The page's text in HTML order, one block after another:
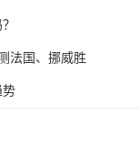
法国、挪威胜
势